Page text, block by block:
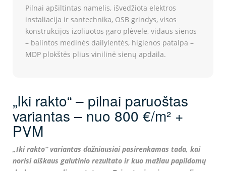
Pilnai apšiltintas namelis, išvedžiota elektros
instaliacija ir santechnika, OSB grindys, visos
konstrukcijos izoliuotos garo plėvele, vidaus sienos
– balintos medinės dailylentės, higienos patalpa –
MDP plokštės plius vinilinė sienų apdaila.
„Iki rakto“ – pilnai paruoštas
variantas – nuo 800 €/m² +
PVM
„Iki rakto“ variantas dažniausiai pasirenkamas tada, kai
norisi aiškaus galutinio rezultato ir kuo mažiau papildomų